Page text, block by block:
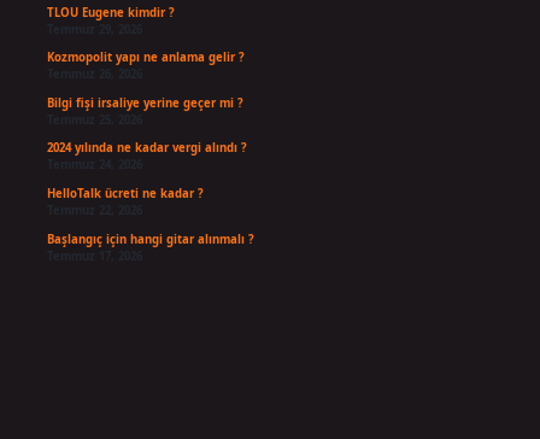
TLOU Eugene kimdir ?
Temmuz 29, 2026
Kozmopolit yapı ne anlama gelir ?
Bilgi fişi irsaliye yerine geçer mi ?
Temmuz 25, 2026
2024 yılında ne kadar vergi alındı ?
HelloTalk ücreti ne kadar ?
Başlangıç için hangi gitar alınmalı ?